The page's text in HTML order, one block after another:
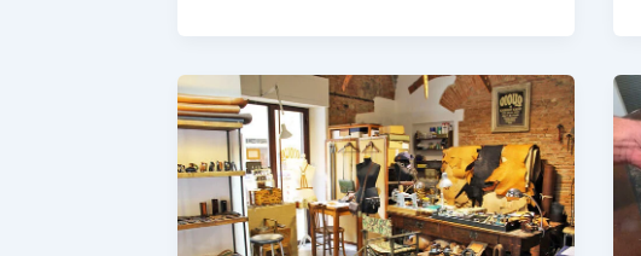
Mondial
Tissus